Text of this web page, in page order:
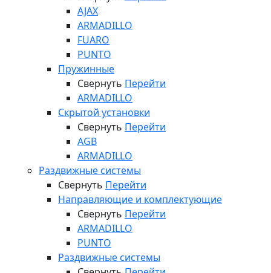
AJAX
ARMADILLO
FUARO
PUNTO
Пружинные
Свернуть Перейти
ARMADILLO
Скрытой установки
Свернуть Перейти
AGB
ARMADILLO
Раздвижные системы
Свернуть Перейти
Направляющие и комплектующие
Свернуть Перейти
ARMADILLO
PUNTO
Раздвижные системы